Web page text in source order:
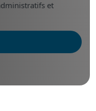
et